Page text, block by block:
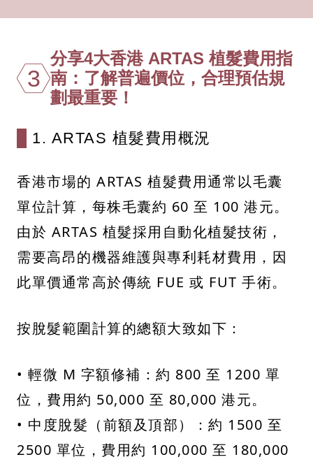
3
分享4大香港 ARTAS 植髮費用指
南：了解普遍價位，合理預估規
劃最重要！
1. ARTAS 植髮費用概況
香港市場的 ARTAS 植髮費用通常以毛囊
單位計算，每株毛囊約 60 至 100 港元。
由於 ARTAS 植髮採用自動化植髮技術，
需要高昂的機器維護與專利耗材費用，因
此單價通常高於傳統 FUE 或 FUT 手術。
按脫髮範圍計算的總額大致如下：
• 輕微 M 字額修補：約 800 至 1200 單
位，費用約 50,000 至 80,000 港元。
• 中度脫髮（前額及頂部）：約 1500 至
2500 單位，費用約 100,000 至 180,000